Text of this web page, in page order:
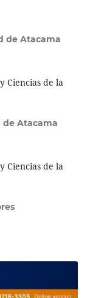
de Atacama
Ciencias de la
de Atacama
Ciencias de la